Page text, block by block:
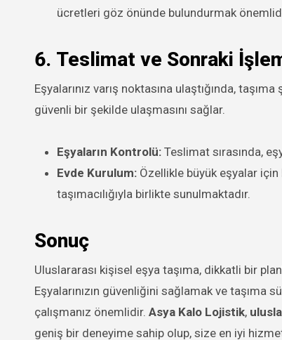
ücretleri göz önünde bulundurmak
6. Teslimat ve Sonraki
Eşyalarınız varış noktasına ulaştığında,
güvenli bir şekilde ulaşmasını sağlar.
Eşyaların Kontrolü: Teslimat sırasında,
Evde Kurulum: Özellikle büyük eşyalar
taşımacılığıyla birlikte sunulmaktadır.
Sonuç
Uluslararası kişisel eşya taşıma, dikkatli bir
Eşyalarınızın güvenliğini sağlamak ve
çalışmanız önemlidir. Asya Kalo Lojistik,
geniş bir deneyime sahip olup, size en iyi